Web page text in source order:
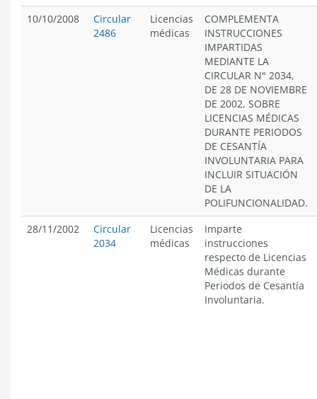
10/10/2008
Circular
2486
Licencias
médicas
COMPLEMENTA
INSTRUCCIONES
IMPARTIDAS
MEDIANTE LA
CIRCULAR N° 2034,
DE 28 DE NOVIEMBRE
DE 2002, SOBRE
LICENCIAS MÉDICAS
DURANTE PERIODOS
DE CESANTÍA
INVOLUNTARIA PARA
INCLUIR SITUACIÓN
DE LA
POLIFUNCIONALIDAD.
28/11/2002
Circular
2034
Licencias
médicas
Imparte
instrucciones
respecto de Licencias
Médicas durante
Periodos de Cesantía
Involuntaria.